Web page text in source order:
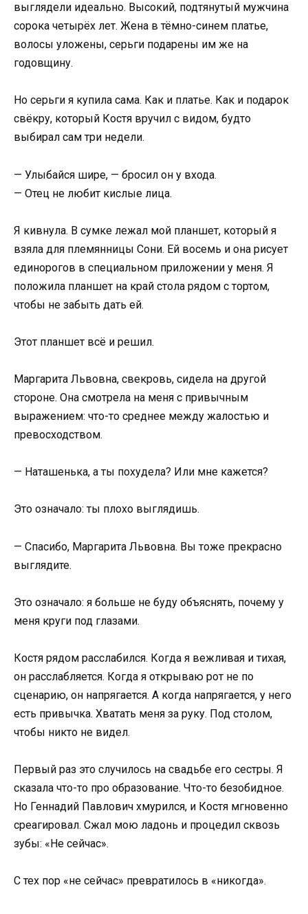
выглядели идеально. Высокий, подтянутый мужчина
сорока четырёх лет. Жена в тёмно-синем платье,
волосы уложены, серьги подарены им же на
годовщину.
Но серьги я купила сама. Как и платье. Как и подарок
свёкру, который Костя вручил с видом, будто
выбирал сам три недели.
— Улыбайся шире, — бросил он у входа.
— Отец не любит кислые лица.
Я кивнула. В сумке лежал мой планшет, который я
взяла для племянницы Сони. Ей восемь и она рисует
единорогов в специальном приложении у меня. Я
положила планшет на край стола рядом с тортом,
чтобы не забыть дать ей.
Этот планшет всё и решил.
Маргарита Львовна, свекровь, сидела на другой
стороне. Она смотрела на меня с привычным
выражением: что-то среднее между жалостью и
превосходством.
— Наташенька, а ты похудела? Или мне кажется?
Это означало: ты плохо выглядишь.
— Спасибо, Маргарита Львовна. Вы тоже прекрасно
выглядите.
Это означало: я больше не буду объяснять, почему у
меня круги под глазами.
Костя рядом расслабился. Когда я вежливая и тихая,
он расслабляется. Когда я открываю рот не по
сценарию, он напрягается. А когда напрягается, у него
есть привычка. Хватать меня за руку. Под столом,
чтобы никто не видел.
Первый раз это случилось на свадьбе его сестры. Я
сказала что-то про образование. Что-то безобидное.
Но Геннадий Павлович хмурился, и Костя мгновенно
среагировал. Сжал мою ладонь и процедил сквозь
зубы: «Не сейчас».
С тех пор «не сейчас» превратилось в «никогда».